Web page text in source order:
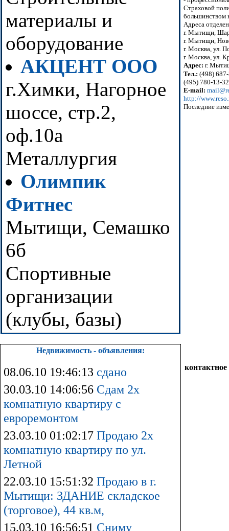
материалы и
оборудование
АКЦЕНТ ООО
г.Химки, Нагорное
шоссе, стр.2,
оф.10а
Металлургия
Олимпик
Фитнес
Мытищи, Семашко
6б
Спортивные
организации
(клубы, базы)
Недвижимость - объявления:
08.06.10 19:46:13 сдано
30.03.10 14:06:56 Сдам 2х
комнатную квартиру с
евроремонтом
23.03.10 01:02:17 Продаю 2х
комнатную квартиру по ул.
Летной
22.03.10 15:51:32 Продаю в г.
Мытищи: ЗДАНИЕ складское
(торговое), 44 кв.м,
15.03.10 16:56:51 Сниму
Страховой
большинством
Адреса
г. Мытищи,
г. Мытищи,
г. Москва, ул.
г. Москва, ул.
Адрес: г.
Тел.: (498)
(495) 780-13-
E-mail:
http://
Последние